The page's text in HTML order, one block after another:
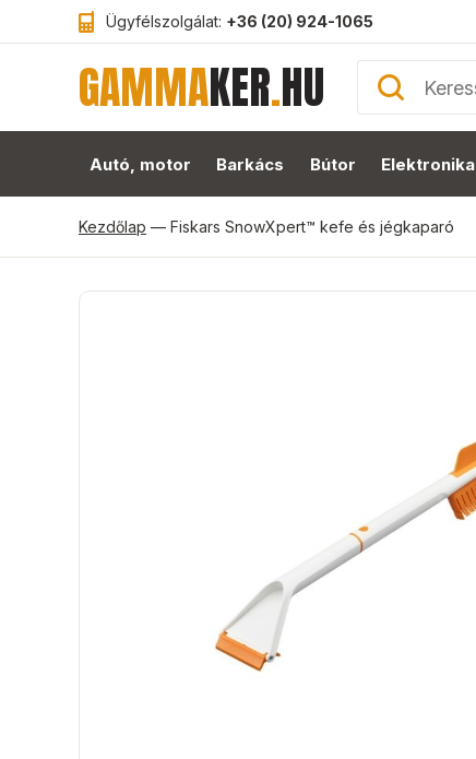
Ügyfélszolgálat: +36 (20) 924-1065
GAMMAKER.HU
Autó, motor Barkács Bútor Elektronika
Kezdőlap — Fiskars SnowXpert™ kefe és jégkaparó